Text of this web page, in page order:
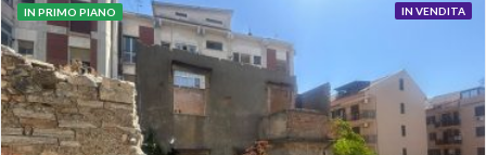
IN PRIMO PIANO IN VENDITA